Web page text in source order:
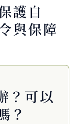
護自
與保障
？可以
？